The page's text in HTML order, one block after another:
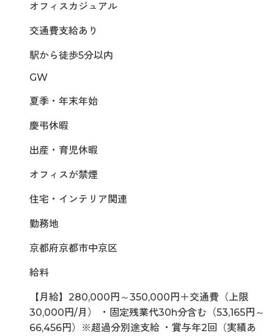
オフィスカジュアル
交通費支給あり
駅から徒歩5分以内
GW
夏季・年末年始
慶弔休暇
出産・育児休暇
オフィスが禁煙
住宅・インテリア関連
勤務地
京都府京都市中京区
給料
【月給】280,000円～350,000円＋交通費（上限
30,000円/月） ・固定残業代30h分含む（53,165円～
66,456円）※超過分別途支給 ・賞与年2回（実績あ